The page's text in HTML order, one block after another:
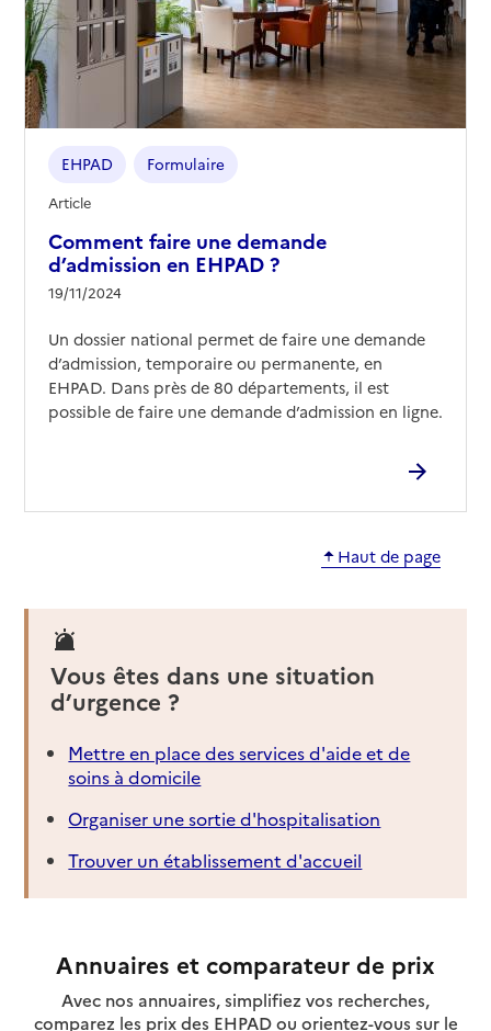
Comment faire une demande
d’admission en EHPAD ?
19/11/2024
EHPAD Formulaire
Article
Un dossier national permet de faire une demande
d’admission, temporaire ou permanente, en
EHPAD. Dans près de 80 départements, il est
possible de faire une demande d’admission en ligne.
Haut de page
Vous êtes dans une situation
d’urgence ?
Mettre en place des services d'aide et de
soins à domicile
Organiser une sortie d'hospitalisation
Trouver un établissement d'accueil
Annuaires et comparateur de prix
Avec nos annuaires, simplifiez vos recherches,
comparez les prix des EHPAD ou orientez-vous sur le